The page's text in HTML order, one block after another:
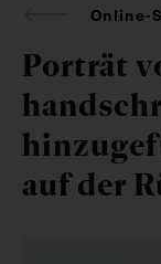
Online-
Porträt
auf der